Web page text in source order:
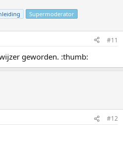
Supermoderator
#11
geworden. :thumb:
#12